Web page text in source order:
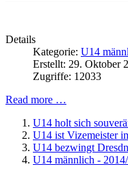
Details
Kategorie: U14
Erstellt: 29. Oktober
Zugriffe: 12033
Read more …
U14 holt sich
U14 ist Vizemeister
U14 bezwingt
U14 männlich -